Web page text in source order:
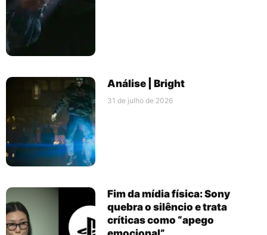
Análise | Bright
31 de julho de 2026
Fim da mídia física: Sony
quebra o silêncio e trata
críticas como “apego